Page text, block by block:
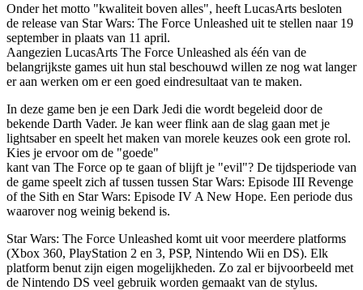
Onder het motto "kwaliteit boven alles", heeft LucasArts besloten
de release van Star Wars: The Force Unleashed uit te stellen naar 19
september in plaats van 11 april.
Aangezien LucasArts The Force Unleashed als één van de
belangrijkste games uit hun stal beschouwd willen ze nog wat langer
er aan werken om er een goed eindresultaat van te maken.
In deze game ben je een Dark Jedi die wordt begeleid door de
bekende Darth Vader. Je kan weer flink aan de slag gaan met je
lightsaber en speelt het maken van morele keuzes ook een grote rol.
Kies je ervoor om de "goede"
kant van The Force op te gaan of blijft je "evil"? De tijdsperiode van
de game speelt zich af tussen tussen Star Wars: Episode III Revenge
of the Sith en Star Wars: Episode IV A New Hope. Een periode dus
waarover nog weinig bekend is.
Star Wars: The Force Unleashed komt uit voor meerdere platforms
(Xbox 360, PlayStation 2 en 3, PSP, Nintendo Wii en DS). Elk
platform benut zijn eigen mogelijkheden. Zo zal er bijvoorbeeld met
de Nintendo DS veel gebruik worden gemaakt van de stylus.